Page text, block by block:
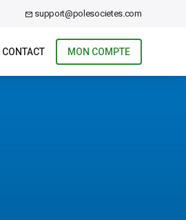
support@polesocietes.com
CONTACT MON COMPTE